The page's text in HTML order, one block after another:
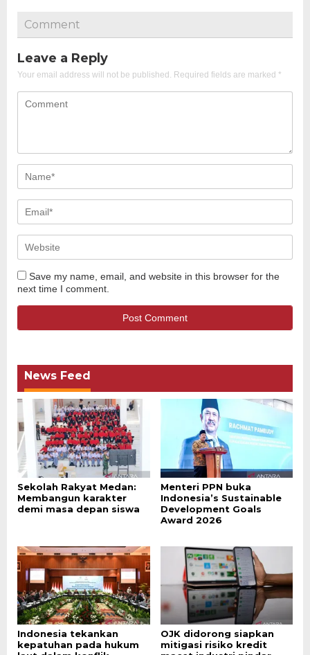
Comment
Leave a Reply
Your email address will not be published. Required fields are marked *
Save my name, email, and website in this browser for the
next time I comment.
News Feed
Sekolah Rakyat Medan:
Membangun karakter
demi masa depan siswa
Menteri PPN buka
Indonesia’s Sustainable
Development Goals
Award 2026
Indonesia tekankan
kepatuhan pada hukum
OJK didorong siapkan
mitigasi risiko kredit